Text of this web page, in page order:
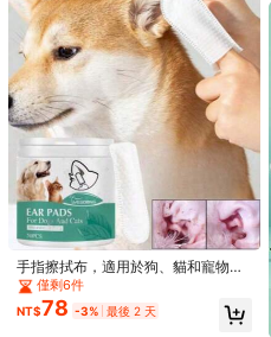
貨到付款可用 · 安全支付 · 隱私保護
5.00 (1)
n***a
I love thesethey pretty🤭
產品詳情
材質:
看更多
手指擦拭布，適用於狗、貓和寵物，
用於清潔耳朵和清除污垢
僅剩6件
NT$78 -3% 最後 2 天